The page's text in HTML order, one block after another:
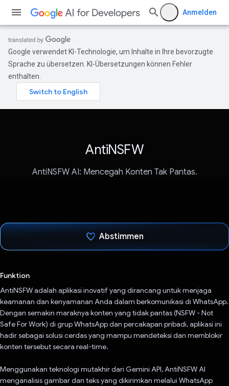
Anmelden
Google verwendet KI-Technologie, um Inhalte in Ihre bevorzugte
Sprache zu übersetzen. KI-Übersetzungen können Fehler
enthalten.
AntiNSFW
AntiNSFW AI: Mencegah Konten Tak Pantas.
Abstimmen
Funktion
AntiNSFW adalah aplikasi inovatif yang dirancang untuk menjaga
keamanan dan kenyamanan Anda dalam berkomunikasi di WhatsApp.
Dengan semakin maraknya konten yang tidak pantas (NSFW - Not
Safe For Work) di grup WhatsApp dan percakapan pribadi, aplikasi ini
hadir sebagai solusi cerdas yang mampu mendeteksi dan memblokir
konten tersebut secara real-time.
Menggunakan teknologi mutakhir dari Gemini API, AntiNSFW AI
menganalisis gambar dan teks yang dikirimkan melalui WhatsApp